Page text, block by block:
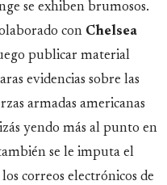
se exhiben brumosos.
con Chelsea
publicar material
evidencias sobre las
armadas americanas
yendo más al punto en
se le imputa el
correos electrónicos de